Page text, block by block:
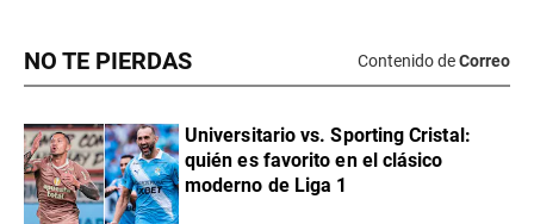
NO TE PIERDAS Contenido deCorreo
Universitario vs. Sporting Cristal:
quién es favorito en el clásico
moderno de Liga 1